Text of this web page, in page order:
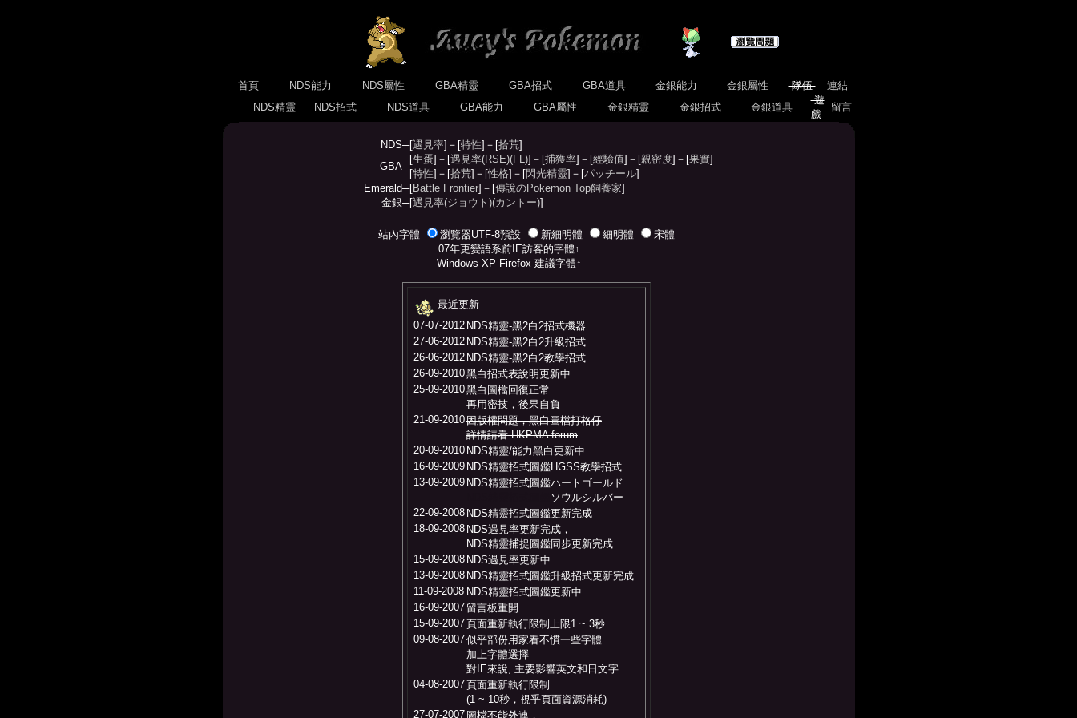
首頁 NDS能力 NDS屬性 GBA精靈 GBA招式 GBA道具 金銀能力 金銀屬性 隊伍
連結
NDS精靈
NDS招式 NDS道具 GBA能力 GBA屬性 金銀精靈 金銀招式 金銀道具
遊
戲
留言
NDS─[遇見率]－[特性]－[拾荒]
GBA─
[生蛋]－[遇見率(RSE)(FL)]－[捕獲率]－[經驗值]－[親密度]－[果實]
[特性]－[拾荒]－[性格]－[閃光精靈]－[パッチール]
Emerald─[Battle Frontier]－[傳說のPokemon Top飼養家]
金銀─[遇見率(ジョウト)(カントー)]
站內字體 瀏覽器UTF-8預設 新細明體 細明體
宋體
07年更變語系前IE訪客的字體↑
Windows XP Firefox 建議字體↑
最近更新
07-07-2012 NDS精靈-黑2白2招式機器
27-06-2012 NDS精靈-黑2白2升級招式
26-06-2012 NDS精靈-黑2白2教學招式
26-09-2010黑白招式表說明更新中
25-09-2010黑白圖檔回復正常
再用密技，後果自負
21-09-2010因版權問題，黑白圖檔打格仔
詳情請看 HKPMA forum
20-09-2010 NDS精靈/能力黑白更新中
16-09-2009 NDS精靈招式圖鑑HGSS教學招式
13-09-2009 NDS精靈招式圖鑑ハートゴールド
ソウルシルバー
22-09-2008 NDS精靈招式圖鑑更新完成
18-09-2008 NDS遇見率更新完成，
NDS精靈捕捉圖鑑同步更新完成
15-09-2008 NDS遇見率更新中
13-09-2008 NDS精靈招式圖鑑升級招式更新完成
11-09-2008 NDS精靈招式圖鑑更新中
16-09-2007 留言板重開
15-09-2007頁面重新執行限制上限1 ~ 3秒
09-08-2007似乎部份用家看不慣一些字體
加上字體選擇
對IE來說, 主要影響英文和日文字
04-08-2007頁面重新執行限制
(1 ~ 10秒，視乎頁面資源消耗)
27-07-2007 圖檔不能外連，